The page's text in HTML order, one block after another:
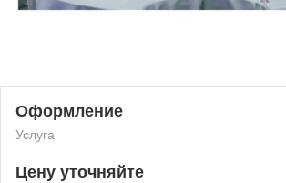
Оформление
Услуга
Цену уточняйте